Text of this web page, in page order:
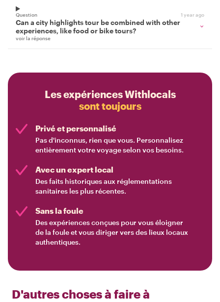
Question 1 year ago
Can a city highlights tour be combined with other
experiences, like food or bike tours?
voir la réponse
Les expériences Withlocals
sont toujours
Privé et personnalisé
Pas d'inconnus, rien que vous. Personnalisez
entièrement votre voyage selon vos besoins.
Avec un expert local
Des faits historiques aux réglementations
sanitaires les plus récentes.
Sans la foule
Des expériences conçues pour vous éloigner
de la foule et vous diriger vers des lieux locaux
authentiques.
D'autres choses à faire à